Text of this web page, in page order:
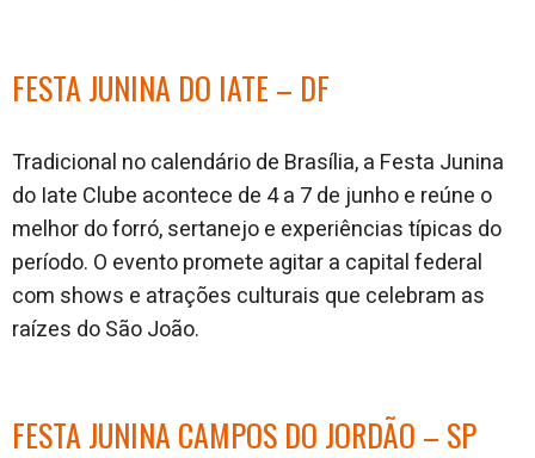
FESTA JUNINA DO IATE – DF
Tradicional no calendário de Brasília, a Festa Junina
do Iate Clube acontece de 4 a 7 de junho e reúne o
melhor do forró, sertanejo e experiências típicas do
período. O evento promete agitar a capital federal
com shows e atrações culturais que celebram as
raízes do São João.
FESTA JUNINA CAMPOS DO JORDÃO – SP